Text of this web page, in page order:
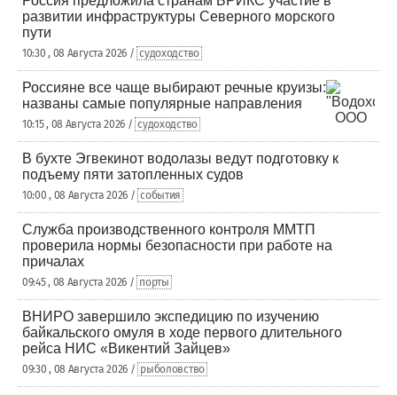
развитии инфраструктуры Северного морского
пути
10:30 , 08 Августа 2026 / судоходство
Россияне все чаще выбирают речные круизы:
названы самые популярные направления
10:15 , 08 Августа 2026 / судоходство
В бухте Эгвекинот водолазы ведут подготовку к
подъему пяти затопленных судов
10:00 , 08 Августа 2026 / события
Служба производственного контроля ММТП
проверила нормы безопасности при работе на
причалах
09:45 , 08 Августа 2026 / порты
ВНИРО завершило экспедицию по изучению
байкальского омуля в ходе первого длительного
рейса НИС «Викентий Зайцев»
09:30 , 08 Августа 2026 / рыболовство